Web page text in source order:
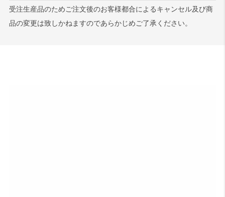
受注生産品のためご注文後のお客様都合によるキャンセル及び商
品の変更は致しかねますのであらかじめご了承ください。